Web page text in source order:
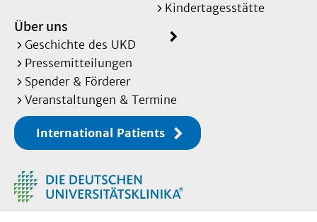
Kindertagesstätte
Über uns
Geschichte des UKD
Pressemitteilungen
Spender & Förderer
Veranstaltungen & Termine
International Patients